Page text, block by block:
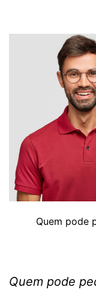
Quem pode
Quem pode